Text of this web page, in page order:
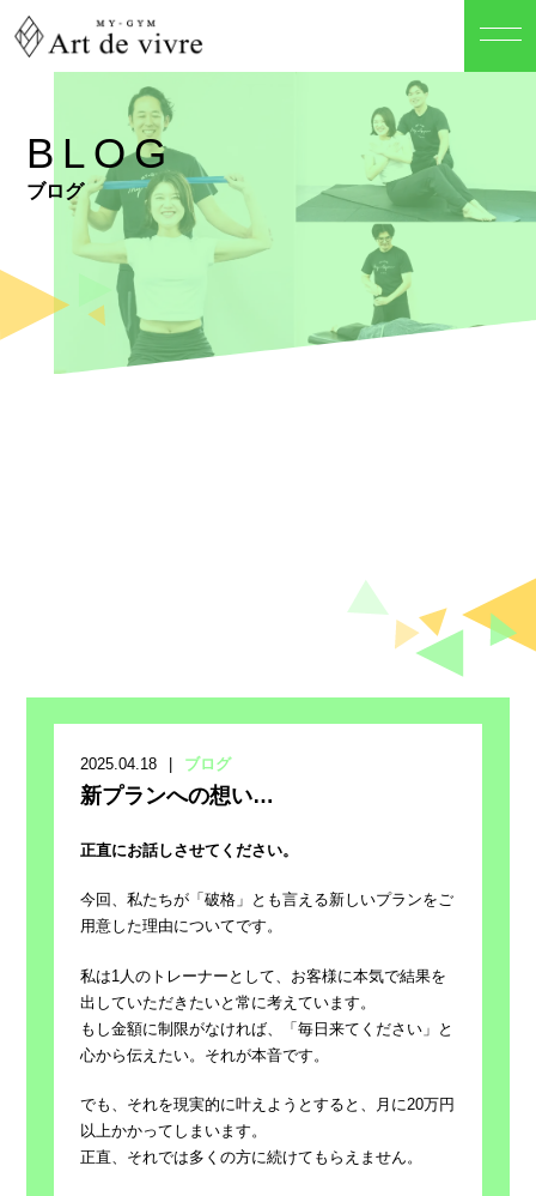
BLOG
ブログ
2025.04.18 ブログ
新プランへの想い…
正直にお話しさせてください。
今回、私たちが「破格」とも言える新しいプランをご
用意した理由についてです。
私は1人のトレーナーとして、お客様に本気で結果を
出していただきたいと常に考えています。
もし金額に制限がなければ、「毎日来てください」と
心から伝えたい。それが本音です。
でも、それを現実的に叶えようとすると、月に20万円
以上かかってしまいます。
正直、それでは多くの方に続けてもらえません。